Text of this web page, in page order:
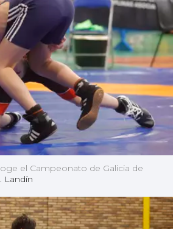
el Campeonato de Galicia de
Landín